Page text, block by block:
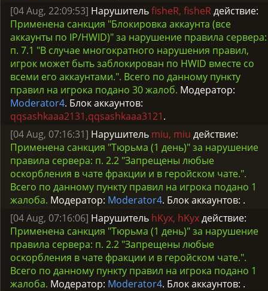
[04 Aug, 22:09:53] НарушительfisheR, fisheRдействие:
Применена санкция "Блокировка аккаунта (все
аккаунты по IP/HWID)" за нарушение правила сервера:
п. 7.1 "В случае многократного нарушения правил,
игрок может быть заблокирован по HWID вместе со
всеми его аккаунтами.". Всего по данному пункту
правил на игрока подано 30 жалоб. Модератор:
Moderator4. Блок аккаунтов:
qqsashkaaa2131,qqsashkaaa3121.
[04 Aug, 07:16:31] Нарушитель miu, miu действие:
Применена санкция "Тюрьма (1 день)" за нарушение
правила сервера: п. 2.2 "Запрещены любые
оскорбления в чате фракции и в геройском чате.".
Всего по данному пункту правил на игрока подано 1
жалоба. Модератор: Moderator4. Блок аккаунтов: .
[04 Aug, 07:16:06] Нарушитель hKyx, hKyxдействие:
Применена санкция "Тюрьма (1 день)" за нарушение
правила сервера: п. 2.2 "Запрещены любые
оскорбления в чате фракции и в геройском чате.".
Всего по данному пункту правил на игрока подано 1
жалоба. Модератор: Moderator4. Блок аккаунтов: .